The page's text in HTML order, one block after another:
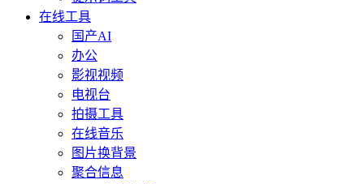
在线工具
国产AI
办公
影视视频
电视台
拍摄工具
在线音乐
图片换背景
聚合信息